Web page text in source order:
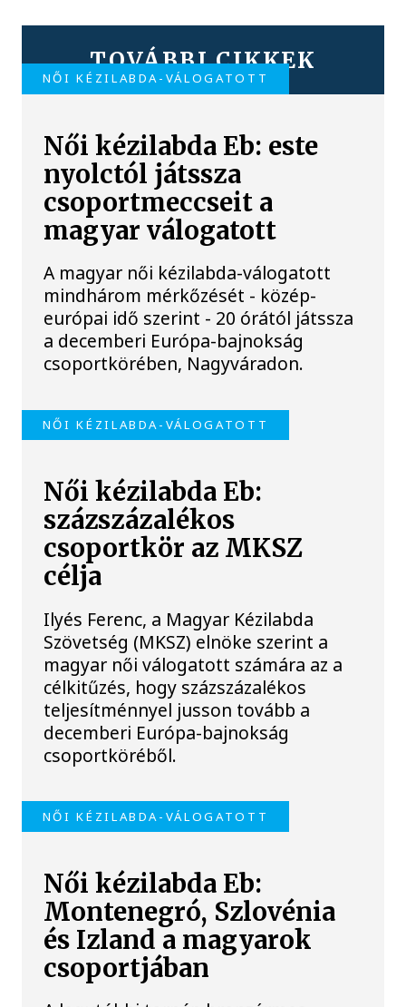
TOVÁBBI CIKKEK
NŐI KÉZILABDA-VÁLOGATOTT
Női kézilabda Eb: este
nyolctól játssza
csoportmeccseit a
magyar válogatott
A magyar női kézilabda-válogatott
mindhárom mérkőzését - közép-
európai idő szerint - 20 órától játssza
a decemberi Európa-bajnokság
csoportkörében, Nagyváradon.
NŐI KÉZILABDA-VÁLOGATOTT
Női kézilabda Eb:
százszázalékos
csoportkör az MKSZ
célja
Ilyés Ferenc, a Magyar Kézilabda
Szövetség (MKSZ) elnöke szerint a
magyar női válogatott számára az a
célkitűzés, hogy százszázalékos
teljesítménnyel jusson tovább a
decemberi Európa-bajnokság
csoportköréből.
NŐI KÉZILABDA-VÁLOGATOTT
Női kézilabda Eb:
Montenegró, Szlovénia
és Izland a magyarok
csoportjában